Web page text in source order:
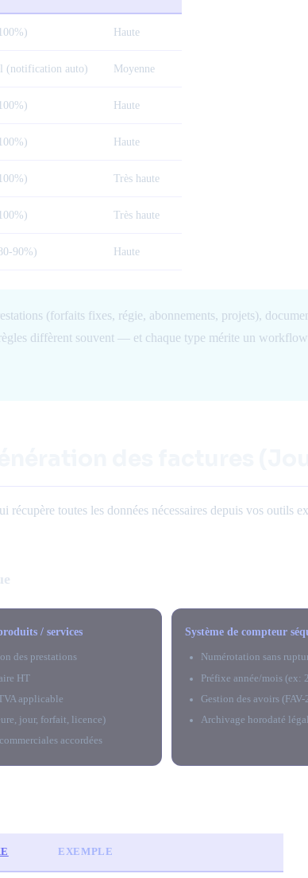
Haute
(notification auto) Moyenne
Haute
Haute
Très haute
Très haute
90%) Haute
(forfaits fixes, régie, abonnements, projets),
diffèrent souvent — et chaque type mérite un
toutes les données nécessaires depuis vos outils
/ services
des prestations
HT
applicable
jour, forfait, licence)
accordées
Système de compteur
Numérotation sans
Préfixe année/mois (ex:
Gestion des avoirs
Archivage horodaté légal
EXEMPLE